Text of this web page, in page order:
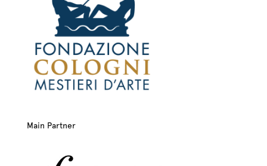
Main Partner